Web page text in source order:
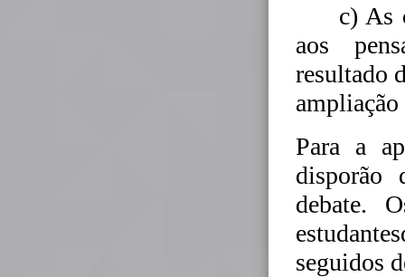
c) As
aos
resultado
Para a
disporão
debate.
seguidos